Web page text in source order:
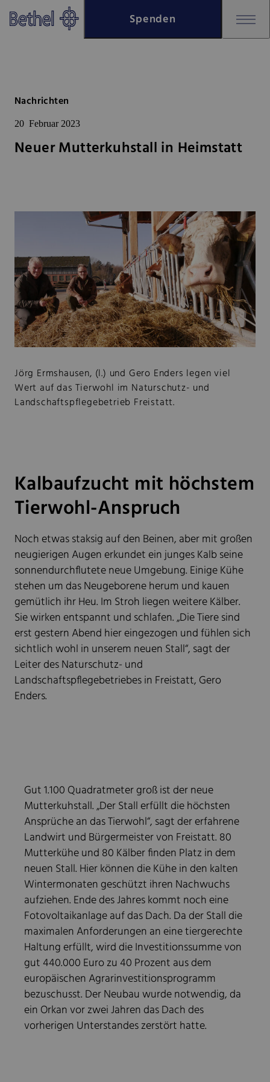
Zum Hauptinhalt springen
Zur Fußzeile springen
Spenden
Nachrichten
20 Februar 2023
Neuer Mutterkuhstall in Heimstatt
Jörg Ermshausen, (l.) und Gero Enders legen viel
Wert auf das Tierwohl im Naturschutz- und
Landschaftspflegebetrieb Freistatt.
Kalbaufzucht mit höchstem
Tierwohl-Anspruch
Noch etwas staksig auf den Beinen, aber mit großen
neugierigen Augen erkundet ein junges Kalb seine
sonnendurchflutete neue Umgebung. Einige Kühe
stehen um das Neugeborene herum und kauen
gemütlich ihr Heu. Im Stroh liegen weitere Kälber.
Sie wirken entspannt und schlafen. „Die Tiere sind
erst gestern Abend hier eingezogen und fühlen sich
sichtlich wohl in unserem neuen Stall“, sagt der
Leiter des Naturschutz- und
Landschaftspflegebetriebes in Freistatt, Gero
Enders.
Gut 1.100 Quadratmeter groß ist der neue
Mutterkuhstall. „Der Stall erfüllt die höchsten
Ansprüche an das Tierwohl“, sagt der erfahrene
Landwirt und Bürgermeister von Freistatt. 80
Mutterkühe und 80 Kälber finden Platz in dem
neuen Stall. Hier können die Kühe in den kalten
Wintermonaten geschützt ihren Nachwuchs
aufziehen. Ende des Jahres kommt noch eine
Fotovoltaikanlage auf das Dach. Da der Stall die
maximalen Anforderungen an eine tiergerechte
Haltung erfüllt, wird die Investitionssumme von
gut 440.000 Euro zu 40 Prozent aus dem
europäischen Agrarinvestitionsprogramm
bezuschusst. Der Neubau wurde notwendig, da
ein Orkan vor zwei Jahren das Dach des
vorherigen Unterstandes zerstört hatte.